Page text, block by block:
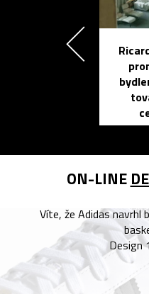
ON-LINE
Víte, že Adidas navrhl
Design